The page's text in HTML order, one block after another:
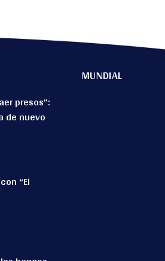
presos”:
de nuevo
“El
MUNDIAL